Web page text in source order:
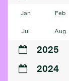
Jan Feb
Jul Aug
2025
2024